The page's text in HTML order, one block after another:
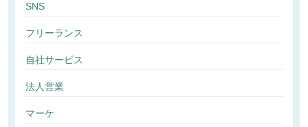
SNS
フリーランス
自社サービス
法人営業
マーケ